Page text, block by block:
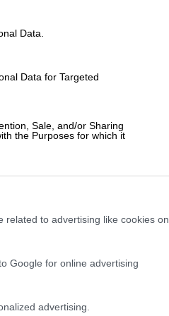
Data.
Data for Targeted
Sale, and/or Sharing
the Purposes for which it
related to advertising like cookies on
Google for online advertising
advertising.
περάσει ηρωίνη
της μέσα στο
08:12
στα κρατητήρια -